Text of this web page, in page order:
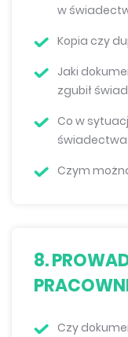
w
Kopia czy
Jaki
zgubił
Co w
Czym
8.
Czy